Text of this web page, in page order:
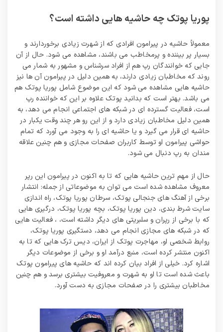
پوریا پوتک چه حاشیه هایی داشته است؟
معمولاً حاشیه در پیرامون افرادی که از شهرت زیادی برخوردارند و
بسیار پر بیننده و پرمخاطب می‌ باشند، مشاهده می‌ شود. حال از آن
جایی که خوانندگان رپ هم از افراد سرشناس و مشهور به شمار می‌
روند که مخاطبان زیادی دارند، به همین دلیل در پیرامون آن ها نیز
حاشیه هایی مشاهده می شود که این موضوع شامل پوریا پوتک هم
می باشد. بهتر است که بدانید پوتک علاوه بر این که خواننده رپ
است، فعالیت گسترده ای در شبکه های اجتماعی انجام می دهد، به
همین دلیل مخاطبان زیادی دارد و از این رو هر چند وقت یکبار در
حاشیه ای قرار می‌ گیرد و یا حاشیه ای را به وجود می‌ آورد که تمام
حواشی پیرامون او توسط کاربران صفحات مجازی و هم چنین علاقه
مندان به رپ دنبال می شود.
حال از مهم ترین حاشیه هایی که تا به اکنون در پیرامون این رپر
معروف مشاهده شده است می توان به موضوعاتی از جمله: انتشار
برخی از آهنگ های جنجالی پوتک، سرطان پوریا پوتک، راه اندازی
سایت شرط بندی، دین پوریا پوتک، بچه پوریا پوتک، درگیری هایی
که با برخی از رپران و سلبریتی های دیگر داشته است، ، فعالیت هایی
که در شبکه های مجازی انجام می دهد، دستگیری پوریا پوتک،
روابط شخصی او، مهاجرت پوتک از ایران، دیس ترک هایی که تا به
اکنون منتشر کرده است، منبع درآمد او و برخی از موضوعات دیگر
اشاره کرد. خیلی از افراد بیان کرده اند که حاشیه‌ های پیرامون پوتک
باعث شده است تا او به شهرت و معروفیت بیشتری برسد و هم چنین
مخاطبان بیشتری را در صفحات مجازی به دست آورد.